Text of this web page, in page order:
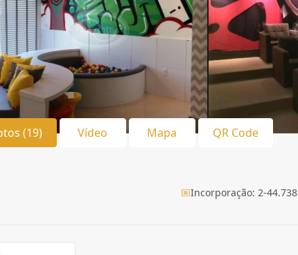
(19) Vídeo Mapa QR Code
Incorporação: 2-44.738